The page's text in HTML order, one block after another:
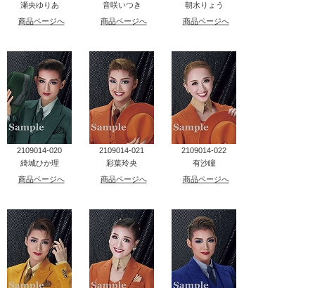
瀬央ゆりあ
商品ページへ
音咲いつき
商品ページへ
朝水りょう
商品ページへ
2109014-020
綺城ひか理
商品ページへ
2109014-021
彩葉玲央
商品ページへ
2109014-022
有沙瞳
商品ページへ